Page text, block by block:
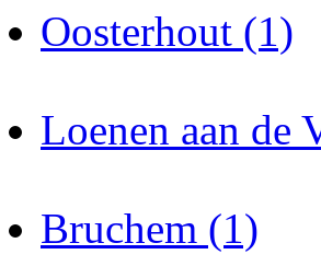
Oosterhout (1)
Loenen aan de
Bruchem (1)